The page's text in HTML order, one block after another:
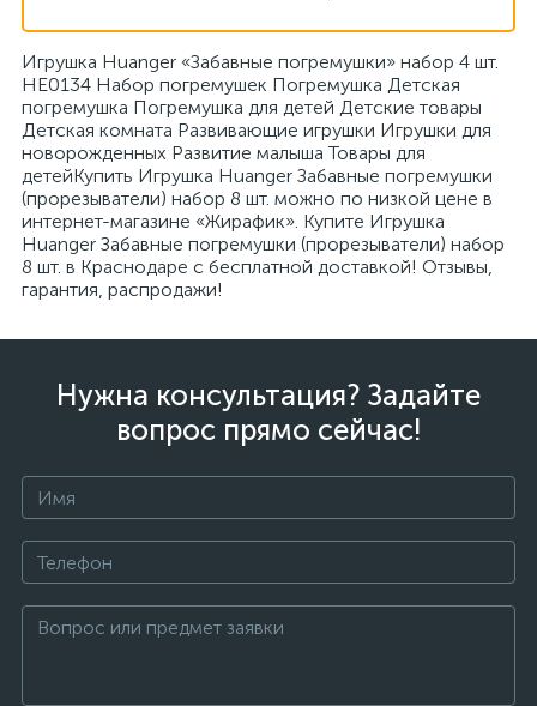
Игрушка Huanger «Забавные погремушки» набор 4 шт.
HE0134 Набор погремушек Погремушка Детская
погремушка Погремушка для детей Детские товары
Детская комната Развивающие игрушки Игрушки для
новорожденных Развитие малыша Товары для
детейКупить Игрушка Huanger Забавные погремушки
(прорезыватели) набор 8 шт. можно по низкой цене в
интернет-магазине «Жирафик». Купите Игрушка
Huanger Забавные погремушки (прорезыватели) набор
8 шт. в Краснодаре с бесплатной доставкой! Отзывы,
гарантия, распродажи!
Нужна консультация? Задайте
вопрос прямо сейчас!